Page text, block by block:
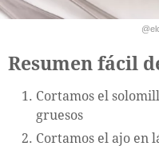
Resumen fácil
Cortamos el
gruesos
Cortamos el ajo en